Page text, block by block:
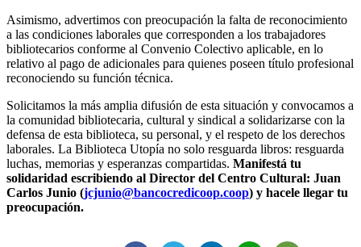
Asimismo, advertimos con preocupación la falta de reconocimiento
a las condiciones laborales que corresponden a los trabajadores
bibliotecarios conforme al Convenio Colectivo aplicable, en lo
relativo al pago de adicionales para quienes poseen título profesional
reconociendo su función técnica.
Solicitamos la más amplia difusión de esta situación y convocamos a
la comunidad bibliotecaria, cultural y sindical a solidarizarse con la
defensa de esta biblioteca, su personal, y el respeto de los derechos
laborales. La Biblioteca Utopía no solo resguarda libros: resguarda
luchas, memorias y esperanzas compartidas. Manifestá tu
solidaridad escribiendo al Director del Centro Cultural: Juan
Carlos Junio (jcjunio@bancocredicoop.coop) y hacele llegar tu
preocupación.